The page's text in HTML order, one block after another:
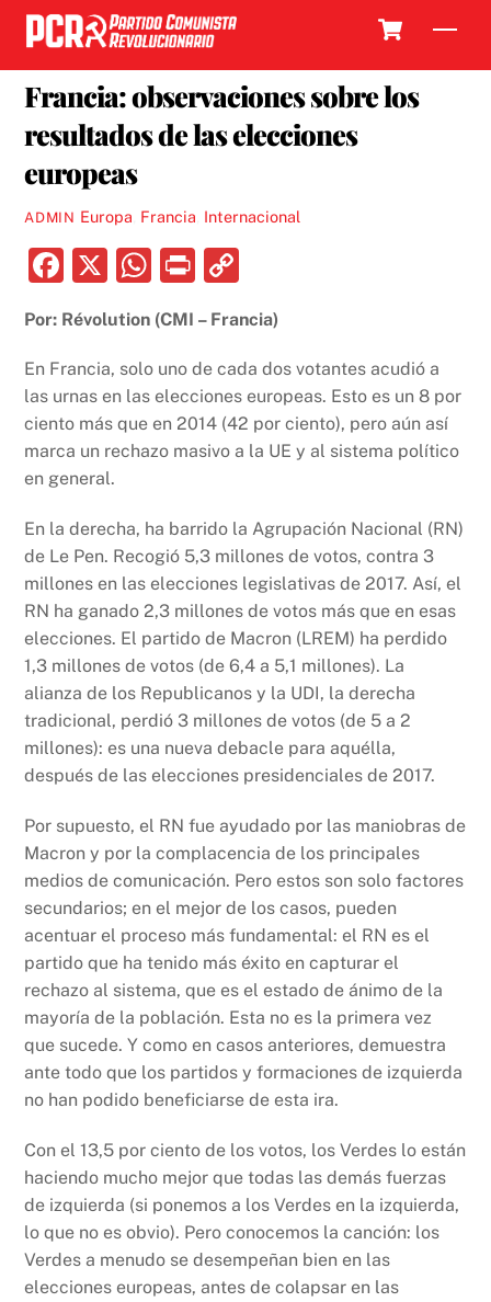
Skip
content
Francia: observaciones sobre los
resultados de las elecciones
europeas
ADMIN Europa Francia Internacional
F
c
e
b
o
o
X
W
at
s
A
p
P
nt p
y
Li
n
Por: Révolution (CMI – Francia)
En Francia, solo uno de cada dos votantes acudió a
las urnas en las elecciones europeas. Esto es un 8 por
ciento más que en 2014 (42 por ciento), pero aún así
marca un rechazo masivo a la UE y al sistema político
en general.
En la derecha, ha barrido la Agrupación Nacional (RN)
de Le Pen. Recogió 5,3 millones de votos, contra 3
millones en las elecciones legislativas de 2017. Así, el
RN ha ganado 2,3 millones de votos más que en esas
elecciones. El partido de Macron (LREM) ha perdido
1,3 millones de votos (de 6,4 a 5,1 millones). La
alianza de los Republicanos y la UDI, la derecha
tradicional, perdió 3 millones de votos (de 5 a 2
millones): es una nueva debacle para aquélla,
después de las elecciones presidenciales de 2017.
Por supuesto, el RN fue ayudado por las maniobras de
Macron y por la complacencia de los principales
medios de comunicación. Pero estos son solo factores
secundarios; en el mejor de los casos, pueden
acentuar el proceso más fundamental: el RN es el
partido que ha tenido más éxito en capturar el
rechazo al sistema, que es el estado de ánimo de la
mayoría de la población. Esta no es la primera vez
que sucede. Y como en casos anteriores, demuestra
ante todo que los partidos y formaciones de izquierda
no han podido beneficiarse de esta ira.
Con el 13,5 por ciento de los votos, los Verdes lo están
haciendo mucho mejor que todas las demás fuerzas
de izquierda (si ponemos a los Verdes en la izquierda,
lo que no es obvio). Pero conocemos la canción: los
Verdes a menudo se desempeñan bien en las
elecciones europeas, antes de colapsar en las